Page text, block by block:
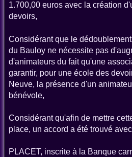
1.700,00 euros avec la création
devoirs,
Considérant que le
du Bauloy ne nécessite pas
d'animateurs du fait qu'une
garantir, pour une école des
Neuve, la présence d'un
bénévole,
Considérant qu'afin de mettre
place, un accord a été trouvé
PLACET, inscrite à la Banque